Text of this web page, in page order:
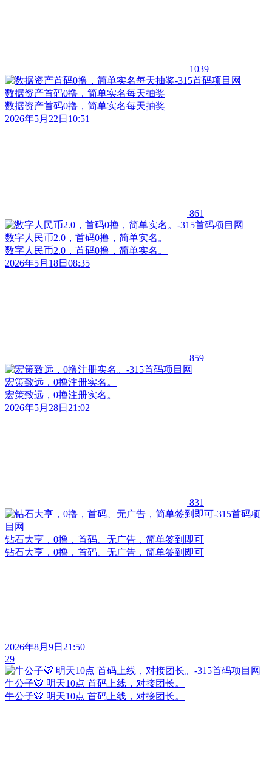
1039
数据资产首码0撸，简单实名每天抽奖
数据资产首码0撸，简单实名每天抽奖
2026年5月22日10:51
861
数字人民币2.0，首码0撸，简单实名。
数字人民币2.0，首码0撸，简单实名。
2026年5月18日08:35
859
宏策致远，0撸注册实名。
宏策致远，0撸注册实名。
2026年5月28日21:02
831
钻石大亨，0撸，首码、无广告，简单签到即可
钻石大亨，0撸，首码、无广告，简单签到即可
2026年8月9日21:50
29
牛公子🐯 明天10点 首码上线，对接团长。
牛公子🐯 明天10点 首码上线，对接团长。